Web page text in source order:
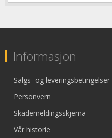
Informasjon
Salgs- og leveringsbetingelser
Personvern
Skademeldingsskjema
Vår historie